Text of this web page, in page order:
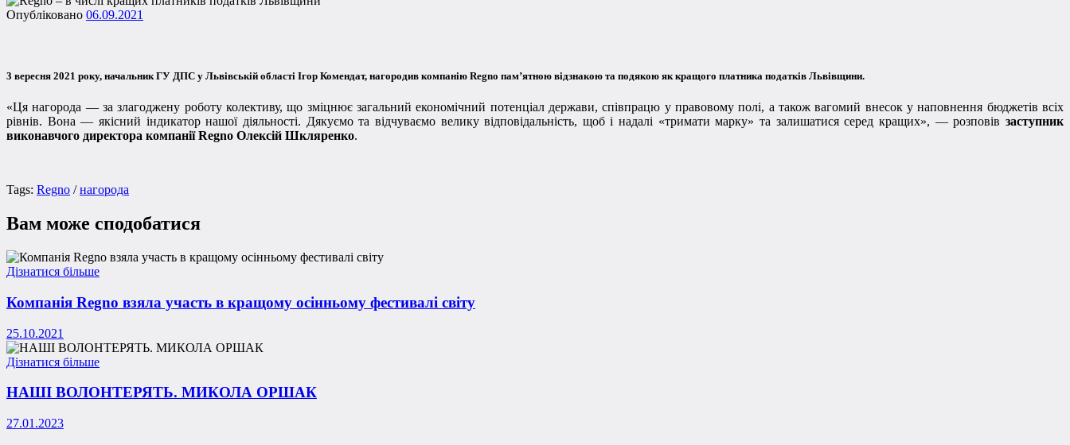
Опубліковано 06.09.2021
3 вересня 2021 року, начальник ГУ ДПС у Львівській області Ігор Комендат, нагородив компанію Regno пам’ятною відзнакою та подякою яккращого платника податків Львівщини.
«Ця нагорода — за злагоджену роботу колективу, що зміцнює загальний економічний потенціал держави, співпрацю у правовому полі, а також вагомий внесок у наповнення бюджетів всіх
рівнів. Вона — якісний індикатор нашої діяльності. Дякуємо та відчуваємо велику відповідальність, щоб і надалі «тримати марку» та залишатися серед кращих», — розповів заступник
виконавчого директора компанії Regno Олексій Шкляренко.
Tags: Regno /нагорода
Вам може сподобатися
Дізнатися більше
Компанія Regno взяла участь в кращому осінньому фестивалі світу
25.10.2021
Дізнатися більше
НАШІ ВОЛОНТЕРЯТЬ. МИКОЛА ОРШАК
27.01.2023